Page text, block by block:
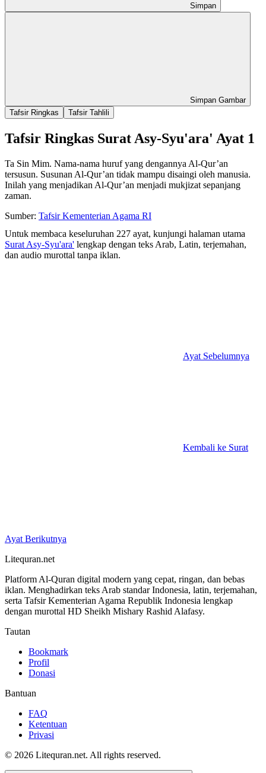
Simpan
Simpan Gambar
Tafsir Ringkas
Tafsir Tahlili
Tafsir Ringkas Surat Asy-Syu'ara' Ayat 1
Ta Sin Mim. Nama-nama huruf yang dengannya Al-Qur’an
tersusun. Susunan Al-Qur’an tidak mampu disaingi oleh manusia.
Inilah yang menjadikan Al-Qur’an menjadi mukjizat sepanjang
zaman.
Sumber: Tafsir Kementerian Agama RI
Untuk membaca keseluruhan 227 ayat, kunjungi halaman utama
Surat Asy-Syu'ara' lengkap dengan teks Arab, Latin, terjemahan,
dan audio murottal tanpa iklan.
Ayat Sebelumnya
Kembali ke Surat
Ayat Berikutnya
Litequran.net
Platform Al-Quran digital modern yang cepat, ringan, dan bebas
iklan. Menghadirkan teks Arab standar Indonesia, latin, terjemahan,
serta Tafsir Kementerian Agama Republik Indonesia lengkap
dengan murottal HD Sheikh Mishary Rashid Alafasy.
Tautan
Bookmark
Profil
Donasi
Bantuan
FAQ
Ketentuan
Privasi
© 2026 Litequran.net. All rights reserved.